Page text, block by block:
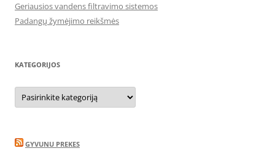
Geriausios vandens filtravimo sistemos
Padangų žymėjimo reikšmės
KATEGORIJOS
Kategorijos
GYVUNU PREKES